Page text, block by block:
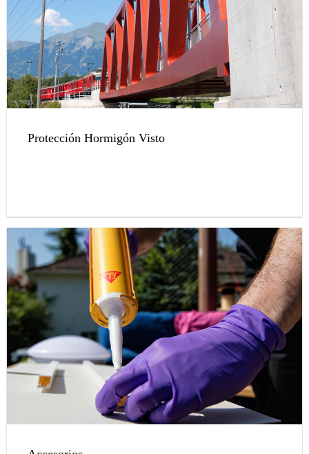
Protección Hormigón Visto